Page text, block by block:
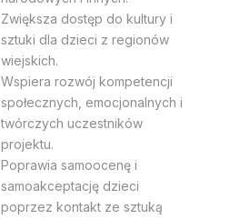
Zwiększa dostęp do kultury i
sztuki dla dzieci z regionów
wiejskich.
Wspiera rozwój kompetencji
społecznych, emocjonalnych i
twórczych uczestników
projektu.
Poprawia samoocenę i
samoakceptację dzieci
poprzez kontakt ze sztuką